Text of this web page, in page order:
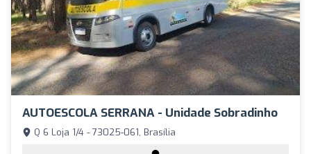
AUTOESCOLA SERRANA - Unidade Sobradinho
Q 6 Loja 1/4 - 73025-061, Brasília